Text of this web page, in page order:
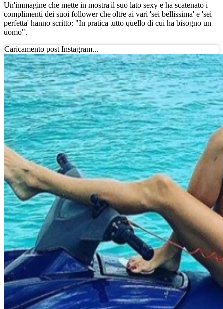
Un'immagine che mette in mostra il suo lato sexy e ha scatenato i
complimenti dei suoi follower che oltre ai vari 'sei bellissima' e 'sei
perfetta' hanno scritto: "In pratica tutto quello di cui ha bisogno un
uomo".
Caricamento post Instagram...